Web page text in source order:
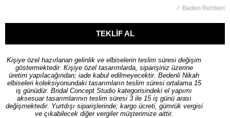
Beden Rehberi
Kişiye özel hazırlanan gelinlik ve elbiselerin teslim süresi değişim
göstermektedir. Kişiye özel tasarımlarda, siparişiniz üzerine
üretim yapılacağından; iade kabul edilmeyecektir. Bedenli Nikah
elbiseleri koleksiyonundaki tasarımların teslim süresi ortalama 15
iş günüdür. Bridal Concept Studio kategorisindeki el yapımı
aksesuar tasarımlarının teslim süresi 3 ile 15 iş günü arası
değişmektedir. Yurtdışı siparişlerinde; kargo ücreti, gümrük vergisi
ve çıkabilecek diğer vergiler müşterimize aittir.